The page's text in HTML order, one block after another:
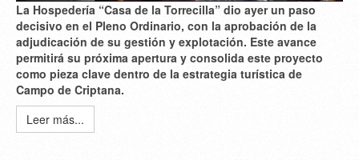
La Hospedería “Casa de la Torrecilla” dio ayer un paso
decisivo en el Pleno Ordinario, con la aprobación de la
adjudicación de su gestión y explotación. Este avance
permitirá su próxima apertura y consolida este proyecto
como pieza clave dentro de la estrategia turística de
Campo de Criptana.
Leer más...